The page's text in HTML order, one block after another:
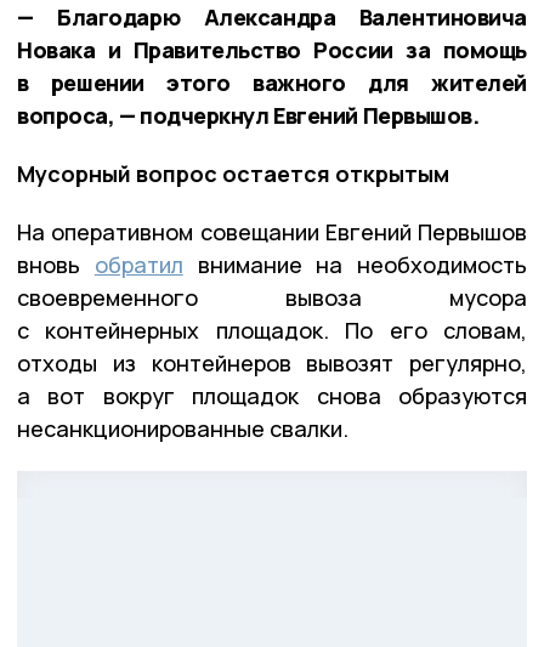
— Благодарю Александра Валентиновича
Новака и Правительство России за помощь
в решении этого важного для жителей
вопроса, — подчеркнул Евгений Первышов.
Мусорный вопрос остается открытым
На оперативном совещании Евгений Первышов
вновь обратил внимание на необходимость
своевременного вывоза мусора
с контейнерных площадок. По его словам,
отходы из контейнеров вывозят регулярно,
а вот вокруг площадок снова образуются
несанкционированные свалки.